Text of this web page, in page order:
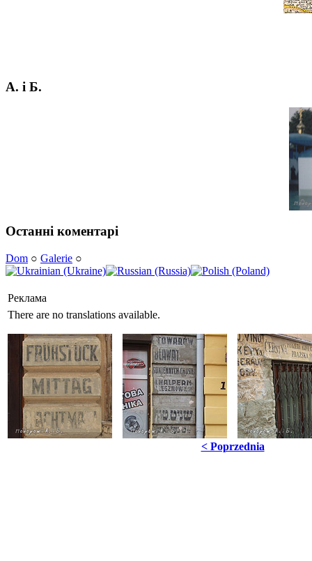
А. і Б.
Останні коментарі
Dom ○ Galerie ○
Реклама
There are no translations available.
< Poprzednia